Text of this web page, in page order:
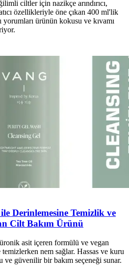
ciltler için nazikçe arındırıcı,
özellikleriyle öne çıkan 400 ml'lik
ürünün kokusu ve kıvamı
Derinlemesine Temizlik ve
Cilt Bakım Ürünü
asit içeren formülü ve vegan
nem sağlar. Hassas ve kuru
güvenilir bir bakım seçeneği sunar.